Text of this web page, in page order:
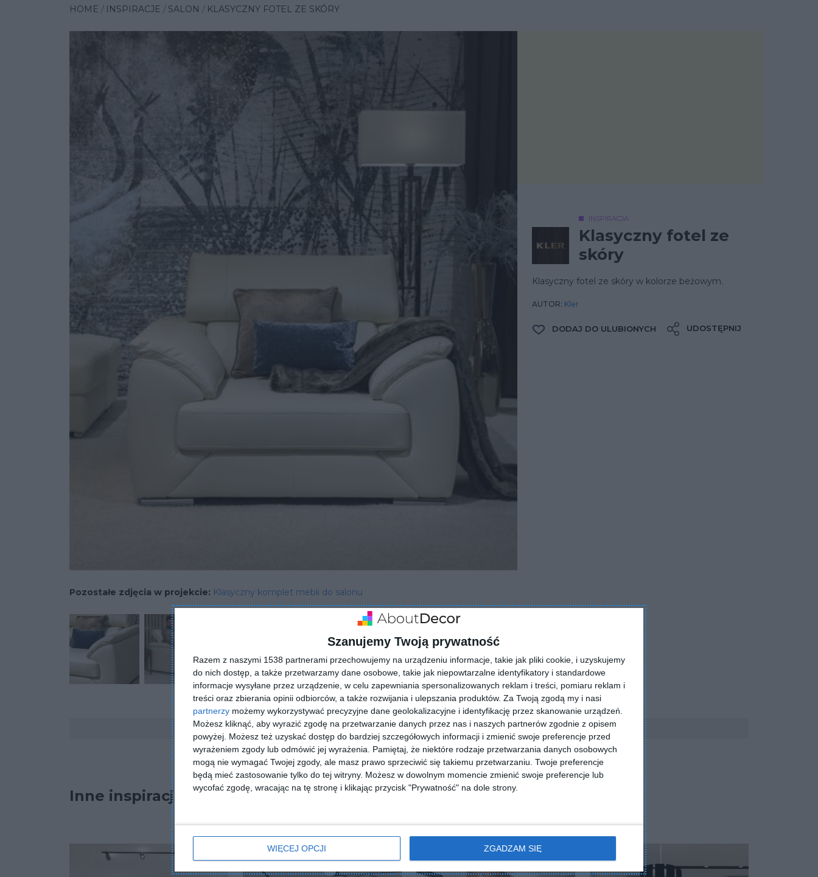
Szanujemy Twoją prywatność
Razem z naszymi 1538 partnerami przechowujemy na urządzeniu informacje, takie jak pliki cookie, i uzyskujemy
do nich dostęp, a także przetwarzamy dane osobowe, takie jak niepowtarzalne identyfikatory i standardowe
informacje wysyłane przez urządzenie, w celu zapewniania spersonalizowanych reklam i treści, pomiaru reklam i
treści oraz zbierania opinii odbiorców, a także rozwijania i ulepszania produktów. Za Twoją zgodą my i nasi
partnerzy możemy wykorzystywać precyzyjne dane geolokalizacyjne i identyfikację przez skanowanie urządzeń.
Możesz kliknąć, aby wyrazić zgodę na przetwarzanie danych przez nas i naszych partnerów zgodnie z opisem
powyżej. Możesz też uzyskać dostęp do bardziej szczegółowych informacji i zmienić swoje preferencje przed
wyrażeniem zgody lub odmówić jej wyrażenia.
Pamiętaj, że niektóre rodzaje przetwarzania danych osobowych
mogą nie wymagać Twojej zgody, ale masz prawo sprzeciwić się takiemu przetwarzaniu. Twoje preferencje
będą mieć zastosowanie tylko do tej witryny. Możesz w dowolnym momencie zmienić swoje preferencje lub
wycofać zgodę, wracając na tę stronę i klikając przycisk "Prywatność" na dole strony.
WIĘCEJ OPCJI ZGADZAM SIĘ
HOME INSPIRACJE SALON KLASYCZNY FOTEL ZE SKÓRY
INSPIRACJA
Klasyczny fotel ze
skóry
Klasyczny fotel ze skóry w kolorze beżowym.
AUTOR: Kler
DODAJ DO ULUBIONYCH UDOSTĘPNIJ
Pozostałe zdjęcia w projekcie: Klasyczny komplet mebli do salonu
ZADAJ PYTANIE
Inne inspiracje